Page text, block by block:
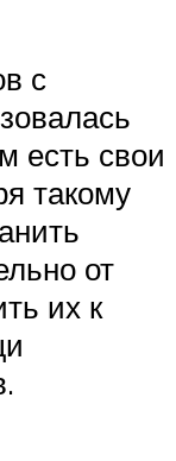
с
есть свои
такому
от
их к